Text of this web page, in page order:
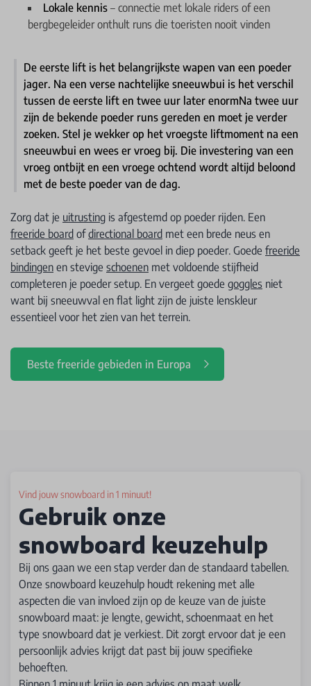
Lokale kennis – connectie met lokale riders of een
bergbegeleider onthult runs die toeristen nooit vinden
De eerste lift is het belangrijkste wapen van een poeder
jager. Na een verse nachtelijke sneeuwbui is het verschil
tussen de eerste lift en twee uur later enormNa twee uur
zijn de bekende poeder runs gereden en moet je verder
zoeken. Stel je wekker op het vroegste liftmoment na een
sneeuwbui en wees er vroeg bij. Die investering van een
vroeg ontbijt en een vroege ochtend wordt altijd beloond
met de beste poeder van de dag.
Zorg dat je uitrusting is afgestemd op poeder rijden. Een
freeride board ofdirectional board met een brede neus en
setback geeft je het beste gevoel in diep poeder. Goede freeride
bindingen en stevige schoenen met voldoende stijfheid
completeren je poeder setup. En vergeet goede goggles niet
want bij sneeuwval en flat light zijn de juiste lenskleur
essentieel voor het zien van het terrein.
Beste freeride gebieden in Europa
Vind jouw snowboard in 1 minuut!
Gebruik onze
snowboard keuzehulp
Bij ons gaan we een stap verder dan de standaard tabellen.
Onze snowboard keuzehulp houdt rekening met alle
aspecten die van invloed zijn op de keuze van de juiste
snowboard maat: je lengte, gewicht, schoenmaat en het
type snowboard dat je verkiest. Dit zorgt ervoor dat je een
persoonlijk advies krijgt dat past bij jouw specifieke
behoeften.